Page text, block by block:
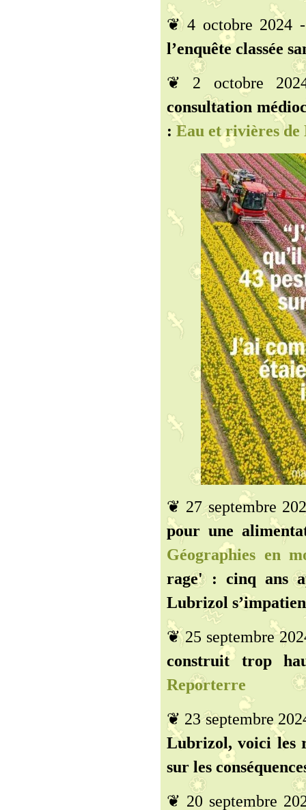
❦ 4 octobre 2024
l’enquête classée
❦ 2 octobre
consultation
: Eau et rivières de
❦ 27 septembre
pour une
Géographies en
rage' : cinq ans
Lubrizol
❦ 25 septembre
construit trop
Reporterre
❦ 23 septembre
Lubrizol, voici les
sur les
❦ 20 septembre